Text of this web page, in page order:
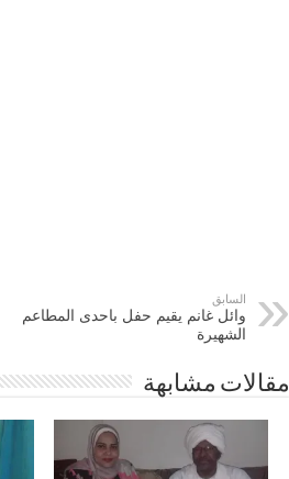
السابق
وائل غانم يقيم حفل باحدى المطاعم
الشهيرة
مقالات مشابهة